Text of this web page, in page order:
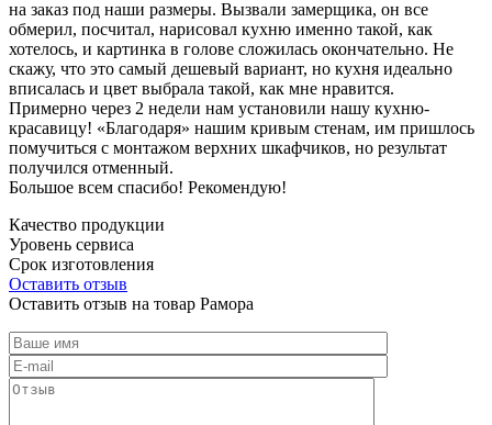
на заказ под наши размеры. Вызвали замерщика, он все
обмерил, посчитал, нарисовал кухню именно такой, как
хотелось, и картинка в голове сложилась окончательно. Не
скажу, что это самый дешевый вариант, но кухня идеально
вписалась и цвет выбрала такой, как мне нравится.
Примерно через 2 недели нам установили нашу кухню-
красавицу! «Благодаря» нашим кривым стенам, им пришлось
помучиться с монтажом верхних шкафчиков, но результат
получился отменный.
Большое всем спасибо! Рекомендую!
Качество продукции
Уровень сервиса
Срок изготовления
Оставить отзыв
Оставить отзыв на товар Рамора